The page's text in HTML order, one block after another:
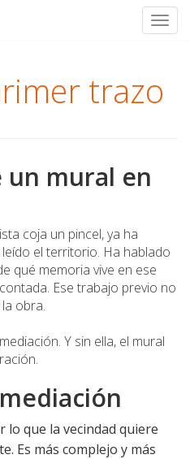
trazo
un mural en
coja un pincel, ya ha
el territorio. Ha hablado
qué memoria vive en ese
Ese trabajo previo no
obra.
Y sin ella, el mural
lo que la vecindad quiere
Es más complejo y más